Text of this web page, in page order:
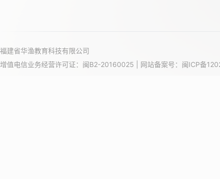
福建省华渔教育科技有限公司
增值电信业务经营许可证：闽B2-20160025 | 网站备案号： 闽ICP备